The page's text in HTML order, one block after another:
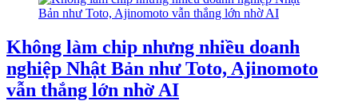
Không làm chip nhưng nhiều doanh
nghiệp Nhật Bản như Toto, Ajinomoto
vẫn thắng lớn nhờ AI